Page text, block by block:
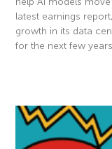
latest earnings
growth in its data
for the next few